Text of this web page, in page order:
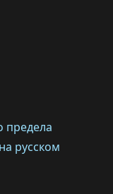
предела
русском